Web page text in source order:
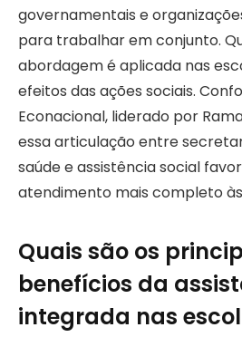
governamentais e
para trabalhar em conjunto.
abordagem é aplicada nas
efeitos das ações sociais.
Econacional, liderado por
essa articulação entre
saúde e assistência social
atendimento mais completo
Quais são os
benefícios da
integrada nas